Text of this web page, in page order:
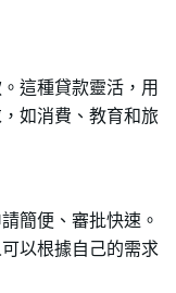
這種貸款靈活，用
如消費、教育和旅
簡便、審批快速。
以根據自己的需求